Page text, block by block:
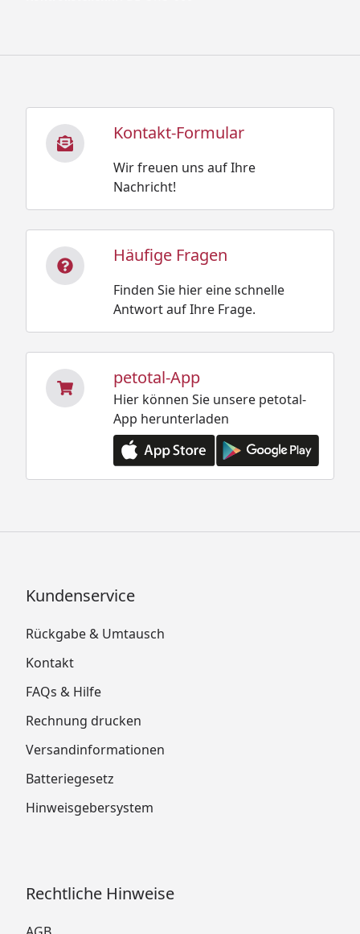
Kontakt-Formular
Wir freuen uns auf Ihre
Nachricht!
Häufige Fragen
Finden Sie hier eine schnelle
Antwort auf Ihre Frage.
petotal-App
Hier können Sie unsere petotal-
App herunterladen
Kundenservice
Rückgabe & Umtausch
Kontakt
FAQs & Hilfe
Rechnung drucken
Versandinformationen
Batteriegesetz
Hinweisgebersystem
Rechtliche Hinweise